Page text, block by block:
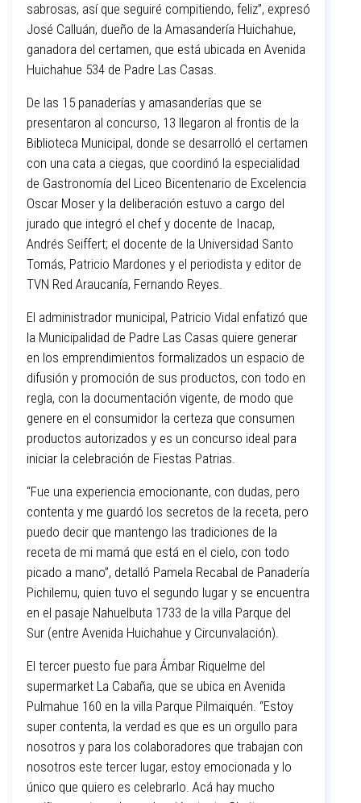
sabrosas, así que seguiré compitiendo, feliz”, expresó
José Calluán, dueño de la Amasandería Huichahue,
ganadora del certamen, que está ubicada en Avenida
Huichahue 534 de Padre Las Casas.
De las 15 panaderías y amasanderías que se
presentaron al concurso, 13 llegaron al frontis de la
Biblioteca Municipal, donde se desarrolló el certamen
con una cata a ciegas, que coordinó la especialidad
de Gastronomía del Liceo Bicentenario de Excelencia
Oscar Moser y la deliberación estuvo a cargo del
jurado que integró el chef y docente de Inacap,
Andrés Seiffert; el docente de la Universidad Santo
Tomás, Patricio Mardones y el periodista y editor de
TVN Red Araucanía, Fernando Reyes.
El administrador municipal, Patricio Vidal enfatizó que
la Municipalidad de Padre Las Casas quiere generar
en los emprendimientos formalizados un espacio de
difusión y promoción de sus productos, con todo en
regla, con la documentación vigente, de modo que
genere en el consumidor la certeza que consumen
productos autorizados y es un concurso ideal para
iniciar la celebración de Fiestas Patrias.
“Fue una experiencia emocionante, con dudas, pero
contenta y me guardó los secretos de la receta, pero
puedo decir que mantengo las tradiciones de la
receta de mi mamá que está en el cielo, con todo
picado a mano”, detalló Pamela Recabal de Panadería
Pichilemu, quien tuvo el segundo lugar y se encuentra
en el pasaje Nahuelbuta 1733 de la villa Parque del
Sur (entre Avenida Huichahue y Circunvalación).
El tercer puesto fue para Ámbar Riquelme del
supermarket La Cabaña, que se ubica en Avenida
Pulmahue 160 en la villa Parque Pilmaiquén. “Estoy
super contenta, la verdad es que es un orgullo para
nosotros y para los colaboradores que trabajan con
nosotros este tercer lugar, estoy emocionada y lo
único que quiero es celebrarlo. Acá hay mucho